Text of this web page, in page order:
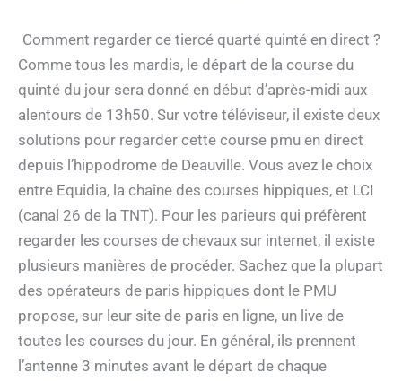
Comment regarder ce tiercé quarté quinté en direct ?
Comme tous les mardis, le départ de la course du
quinté du jour sera donné en début d’après-midi aux
alentours de 13h50. Sur votre téléviseur, il existe deux
solutions pour regarder cette course pmu en direct
depuis l’hippodrome de Deauville. Vous avez le choix
entre Equidia, la chaîne des courses hippiques, et LCI
(canal 26 de la TNT). Pour les parieurs qui préfèrent
regarder les courses de chevaux sur internet, il existe
plusieurs manières de procéder. Sachez que la plupart
des opérateurs de paris hippiques dont le PMU
propose, sur leur site de paris en ligne, un live de
toutes les courses du jour. En général, ils prennent
l’antenne 3 minutes avant le départ de chaque